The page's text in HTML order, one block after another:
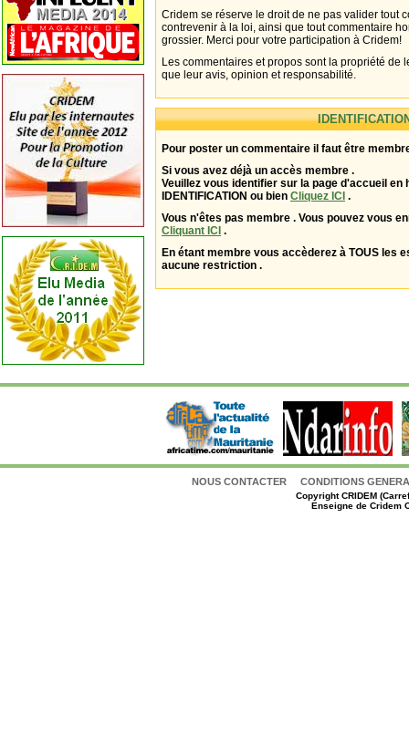
Cridem se réserve le droit de ne pas valider tout
contrevenir à la loi, ainsi que tout commentaire
grossier. Merci pour votre participation à Cridem!
Les commentaires et propos sont la propriété de
que leur avis, opinion et responsabilité.
Pour poster un commentaire il faut être
Si vous avez déjà un accès membre .
Veuillez vous identifier sur la page d'accueil en
IDENTIFICATION ou bien Cliquez ICI .
Vous n'êtes pas membre . Vous pouvez vous
Cliquant ICI .
En étant membre vous accèderez à TOUS les
aucune restriction .
NOUS CONTACTER CONDITIONS
CopyrightCRIDEM
Enseigne de Cridem